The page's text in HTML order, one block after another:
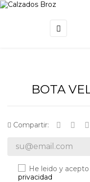
de
☰
BOTA
Compartir:
He leido y
privacidad